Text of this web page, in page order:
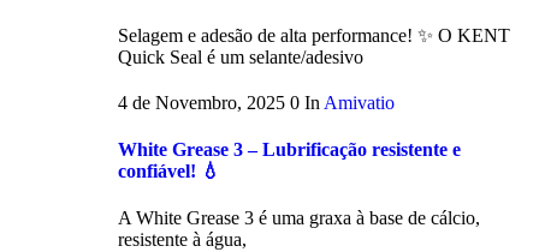
Selagem e adesão de alta performance! ✨ O KENT
Quick Seal é um selante/adesivo
4 de Novembro, 2025 0 In Amivatio
White Grease 3 – Lubrificação resistente e
confiável! 💧
A White Grease 3 é uma graxa à base de cálcio,
resistente à água,